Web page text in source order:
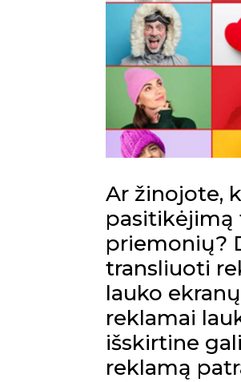
Ar žinojote,
pasitikėjimą
priemonių?
transliuoti
lauko
reklamai
išskirtine
reklamą